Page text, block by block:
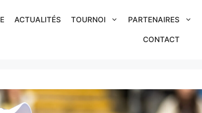
ACTUALITÉS TOURNOI PARTENAIRES
CONTACT